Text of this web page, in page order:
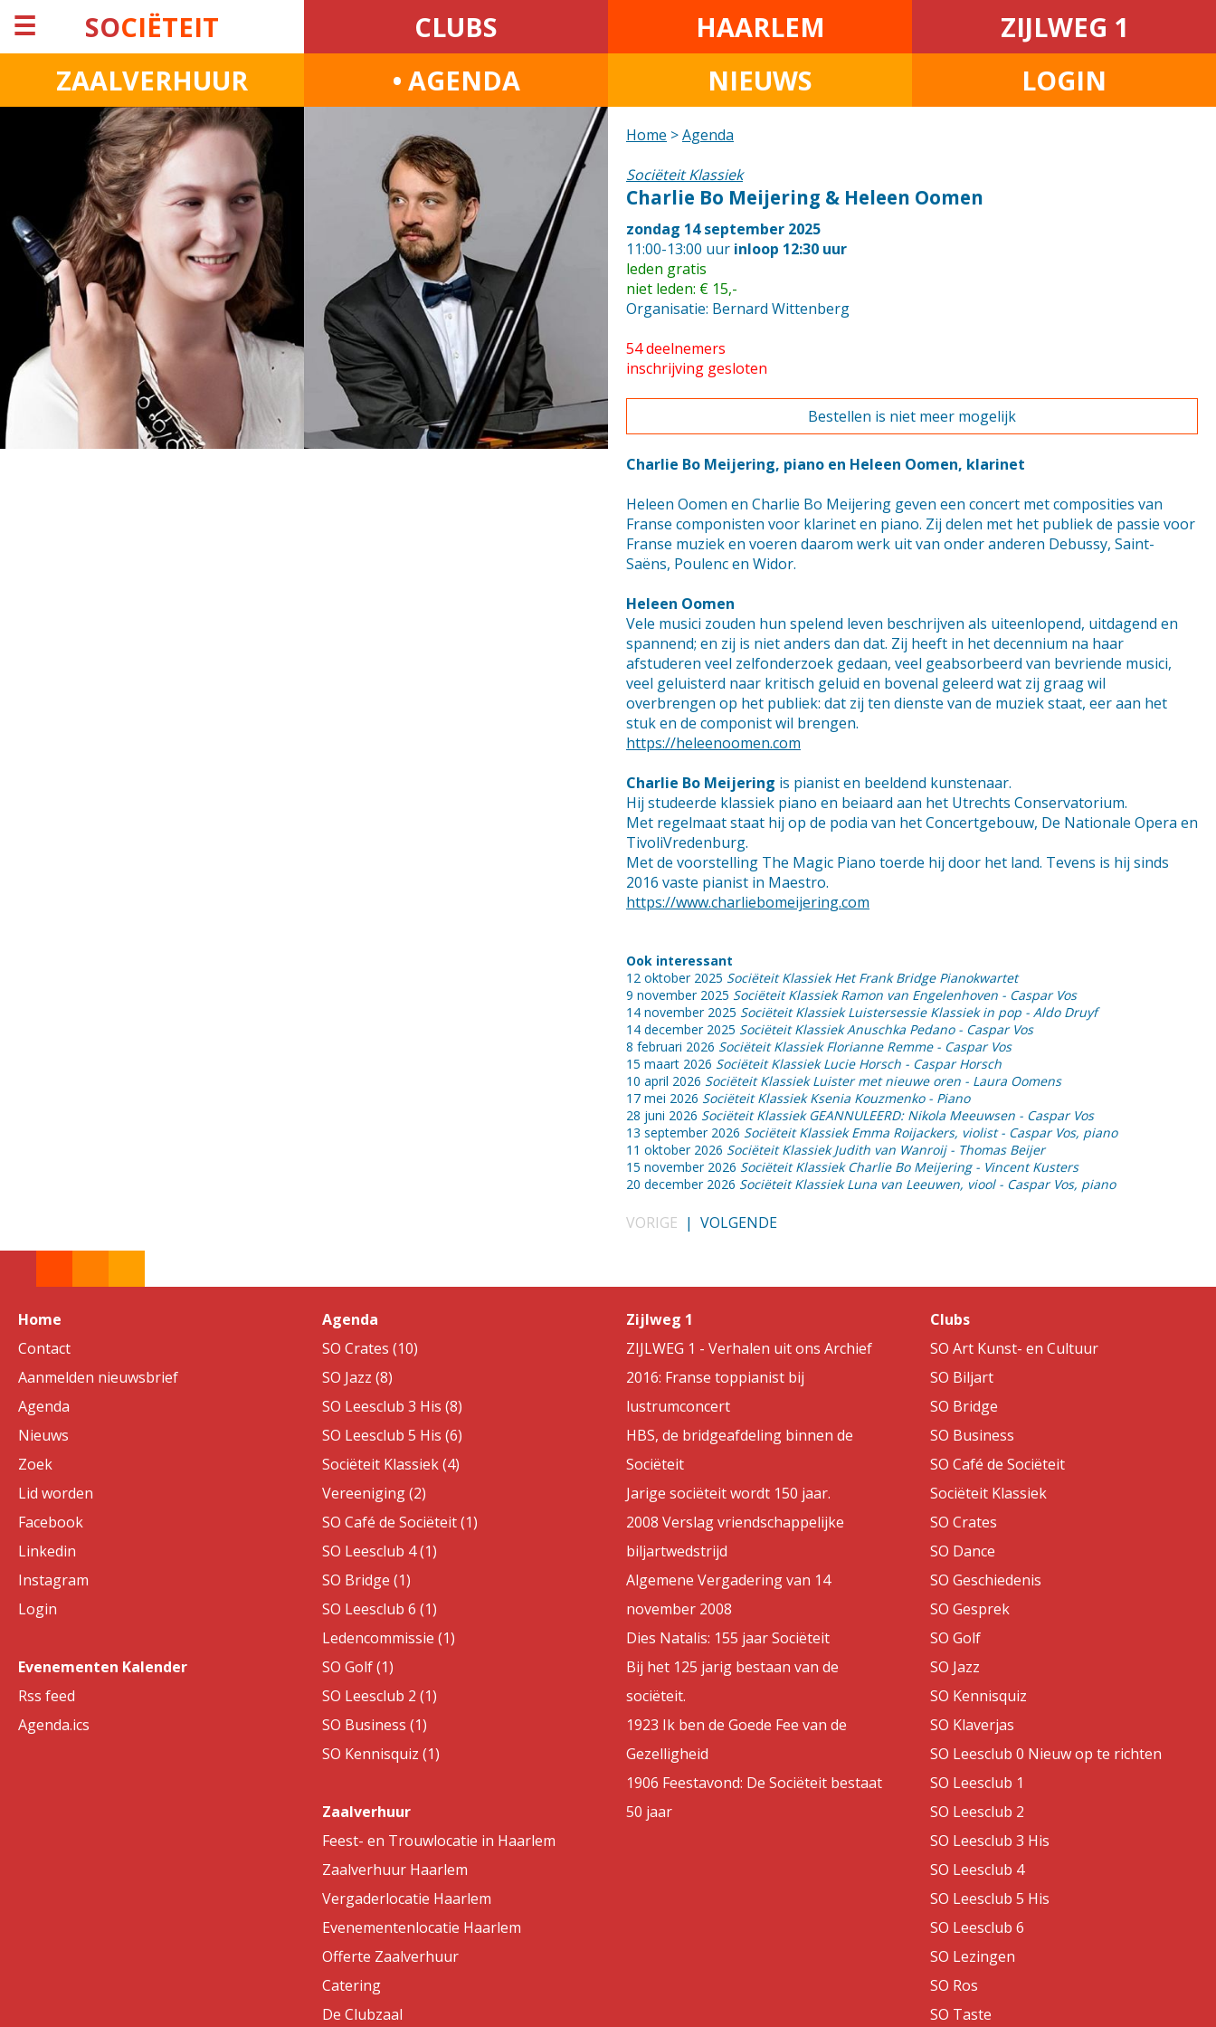
☰ SOCIËTEIT CLUBS HAARLEM
ZIJLWEG 1
ZAALVERHUUR
• AGENDA NIEUWS LOGIN
Home >Agenda
Sociëteit Klassiek
Charlie Bo Meijering & Heleen Oomen
zondag 14 september 2025
11:00-13:00 uur inloop 12:30 uur
leden gratis
niet leden: € 15,-
Organisatie: Bernard Wittenberg
54 deelnemers
inschrijving gesloten
Bestellen is niet meer mogelijk
Charlie Bo Meijering, piano en Heleen Oomen, klarinet
Heleen Oomen en Charlie Bo Meijering geven een concert met composities van
Franse componisten voor klarinet en piano. Zij delen met het publiek de passie voor
Franse muziek en voeren daarom werk uit van onder anderen Debussy, Saint-
Saëns, Poulenc en Widor.
Heleen Oomen
Vele musici zouden hun spelend leven beschrijven als uiteenlopend, uitdagend en
spannend; en zij is niet anders dan dat. Zij heeft in het decennium na haar
afstuderen veel zelfonderzoek gedaan, veel geabsorbeerd van bevriende musici,
veel geluisterd naar kritisch geluid en bovenal geleerd wat zij graag wil
overbrengen op het publiek: dat zij ten dienste van de muziek staat, eer aan het
stuk en de componist wil brengen.
https://heleenoomen.com
Charlie Bo Meijering is pianist en beeldend kunstenaar.
Hij studeerde klassiek piano en beiaard aan het Utrechts Conservatorium.
Met regelmaat staat hij op de podia van het Concertgebouw, De Nationale Opera en
TivoliVredenburg.
Met de voorstelling The Magic Piano toerde hij door het land. Tevens is hij sinds
2016 vaste pianist in Maestro.
https://www.charliebomeijering.com
Ook interessant
12 oktober 2025 Sociëteit Klassiek Het Frank Bridge Pianokwartet
9 november 2025 Sociëteit Klassiek Ramon van Engelenhoven - Caspar Vos
14 november 2025 Sociëteit Klassiek Luistersessie Klassiek in pop - Aldo Druyf
14 december 2025 Sociëteit Klassiek Anuschka Pedano - Caspar Vos
8 februari 2026 Sociëteit Klassiek Florianne Remme - Caspar Vos
15 maart 2026 Sociëteit Klassiek Lucie Horsch - Caspar Horsch
10 april 2026 Sociëteit Klassiek Luister met nieuwe oren - Laura Oomens
17 mei 2026 Sociëteit Klassiek Ksenia Kouzmenko - Piano
28 juni 2026 Sociëteit Klassiek GEANNULEERD: Nikola Meeuwsen - Caspar Vos
13 september 2026 Sociëteit Klassiek Emma Roijackers, violist - Caspar Vos, piano
11 oktober 2026 Sociëteit Klassiek Judith van Wanroij - Thomas Beijer
15 november 2026 Sociëteit Klassiek Charlie Bo Meijering - Vincent Kusters
20 december 2026 Sociëteit Klassiek Luna van Leeuwen, viool - Caspar Vos, piano
VORIGE | VOLGENDE
Home
Contact
Aanmelden nieuwsbrief
Agenda
Nieuws
Zoek
Lid worden
Facebook
Linkedin
Instagram
Login
Evenementen Kalender
Rss feed
Agenda.ics
Agenda
SO Crates (10)
SO Jazz (8)
SO Leesclub 3 His (8)
SO Leesclub 5 His (6)
Sociëteit Klassiek (4)
Vereeniging (2)
SO Café de Sociëteit (1)
SO Leesclub 4 (1)
SO Bridge (1)
SO Leesclub 6 (1)
Ledencommissie (1)
SO Golf (1)
SO Leesclub 2 (1)
SO Business (1)
SO Kennisquiz (1)
Zaalverhuur
Feest- en Trouwlocatie in Haarlem
Zaalverhuur Haarlem
Vergaderlocatie Haarlem
Evenementenlocatie Haarlem
Offerte Zaalverhuur
Catering
De Clubzaal
Zijlweg 1
ZIJLWEG 1 - Verhalen uit ons Archief
2016: Franse toppianist bij
lustrumconcert
HBS, de bridgeafdeling binnen de
Sociëteit
Jarige sociëteit wordt 150 jaar.
2008 Verslag vriendschappelijke
biljartwedstrijd
Algemene Vergadering van 14
november 2008
Dies Natalis: 155 jaar Sociëteit
Bij het 125 jarig bestaan van de
sociëteit.
1923 Ik ben de Goede Fee van de
Gezelligheid
1906 Feestavond: De Sociëteit bestaat
50 jaar
Clubs
SO Art Kunst- en Cultuur
SO Biljart
SO Bridge
SO Business
SO Café de Sociëteit
Sociëteit Klassiek
SO Crates
SO Dance
SO Geschiedenis
SO Gesprek
SO Golf
SO Jazz
SO Kennisquiz
SO Klaverjas
SO Leesclub 0 Nieuw op te richten
SO Leesclub 1
SO Leesclub 2
SO Leesclub 3 His
SO Leesclub 4
SO Leesclub 5 His
SO Leesclub 6
SO Lezingen
SO Ros
SO Taste